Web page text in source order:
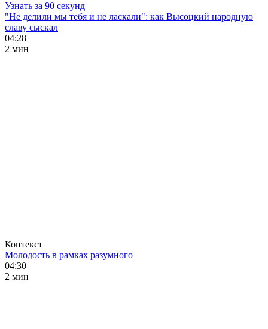
Узнать за 90 секунд
"Не делили мы тебя и не ласкали": как Высоцкий народную
славу сыскал
04:28
2 мин
Контекст
Молодость в рамках разумного
04:30
2 мин